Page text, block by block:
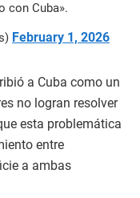
con Cuba».
February 1, 2026
a Cuba como un
no logran resolver
esta problemática
entre
a ambas